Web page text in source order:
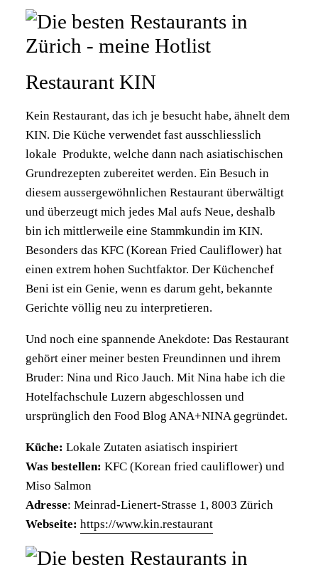
Restaurant KIN
Kein Restaurant, das ich je besucht habe, ähnelt dem
KIN. Die Küche verwendet fast ausschliesslich
lokale Produkte, welche dann nach asiatischischen
Grundrezepten zubereitet werden. Ein Besuch in
diesem aussergewöhnlichen Restaurant überwältigt
und überzeugt mich jedes Mal aufs Neue, deshalb
bin ich mittlerweile eine Stammkundin im KIN.
Besonders das KFC (Korean Fried Cauliflower) hat
einen extrem hohen Suchtfaktor. Der Küchenchef
Beni ist ein Genie, wenn es darum geht, bekannte
Gerichte völlig neu zu interpretieren.
Und noch eine spannende Anekdote: Das Restaurant
gehört einer meiner besten Freundinnen und ihrem
Bruder: Nina und Rico Jauch. Mit Nina habe ich die
Hotelfachschule Luzern abgeschlossen und
ursprünglich den Food Blog ANA+NINA gegründet.
Küche: Lokale Zutaten asiatisch inspiriert
Was bestellen: KFC (Korean fried cauliflower) und
Miso Salmon
Adresse: Meinrad-Lienert-Strasse 1, 8003 Zürich
Webseite: https://www.kin.restaurant